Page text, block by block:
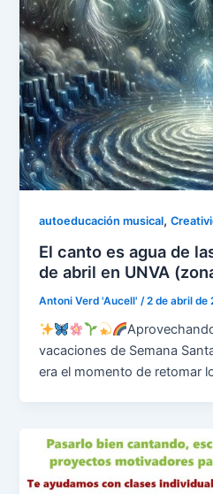
autoeducación musical,
El canto es agua de
de abril en UNVA
Antoni Verd 'Aucell' /2 de abril de
vacaciones de Semana
era el momento de retomar